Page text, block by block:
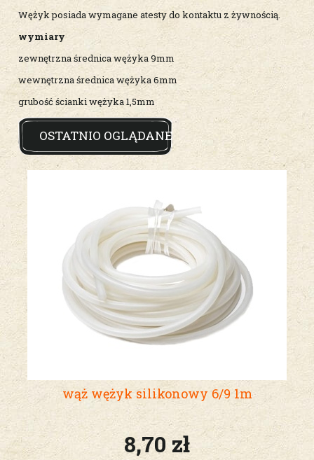
Wężyk posiada wymagane atesty do kontaktu z żywnością.
wymiary
zewnętrzna średnica wężyka 9mm
wewnętrzna średnica wężyka 6mm
grubość ścianki wężyka 1,5mm
OSTATNIO OGLĄDANE
wąż wężyk silikonowy 6/9 1m
8,70 zł